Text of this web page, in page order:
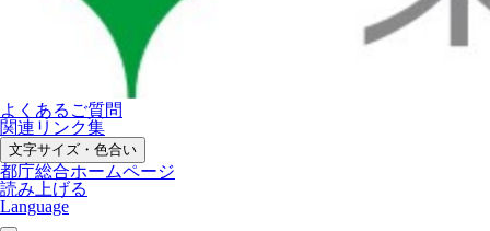
よくあるご質問
関連リンク集
文字サイズ・色合い
都庁総合ホームページ
読み上げる
Language